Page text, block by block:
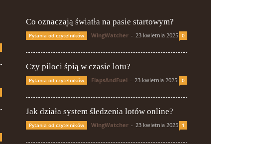
Co oznaczają światła na pasie startowym?
Pytania od czytelników WingWatcher - 23 kwietnia 2025 0
Czy piloci śpią w czasie lotu?
Pytania od czytelników FlapsAndFuel - 23 kwietnia 2025 0
Jak działa system śledzenia lotów online?
Pytania od czytelników WingWatcher - 23 kwietnia 2025 1